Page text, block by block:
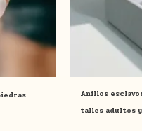
en
Anillos
talles adultos y